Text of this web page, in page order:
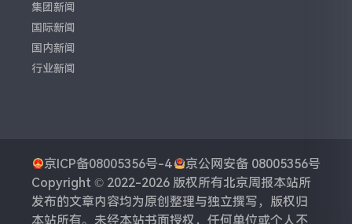
集团新闻
国际新闻
国内新闻
行业新闻
京ICP备08005356号-4
京公网安备 08005356号
Copyright © 2022-2026 版权所有北京周报本站所
发布的文章内容均为原创整理与独立撰写，版权归
本站所有。未经本站书面授权，任何单位或个人不